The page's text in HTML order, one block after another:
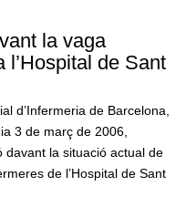
la vaga
l’Hospital de Sant
d’Infermeria de Barcelona,
3 de març de 2006,
davant la situació actual de
de l’Hospital de Sant